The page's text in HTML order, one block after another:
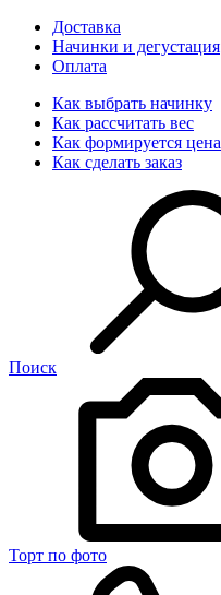
Доставка
Начинки и дегустация
Оплата
Как выбрать начинку
Как рассчитать вес
Как формируется цена
Как сделать заказ
Поиск
Торт по фото